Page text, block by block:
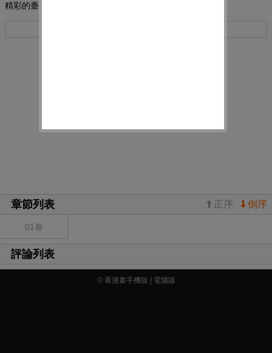
精彩的臺灣的神魔鬼怪小說
章節列表 倒序
正序
01卷
評論列表
© 看漫畫手機版 | 電腦版